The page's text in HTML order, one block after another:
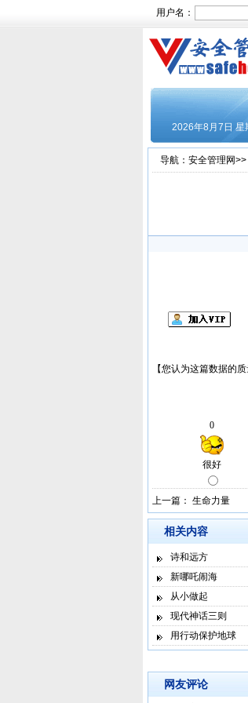
用户名：
导航： 安全管理网>>
上一篇： 生命力量
相关内容
诗和远方
新哪吒闹海
从小做起
现代神话三则
用行动保护地球
网友评论